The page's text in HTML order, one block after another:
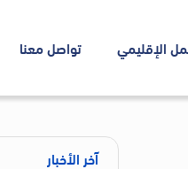
الإقليمي تواصل معنا
آخر الأخبار